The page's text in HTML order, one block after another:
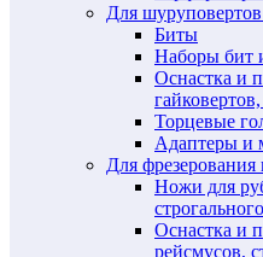
Для шуруповертов
Биты
Наборы бит
Оснастка и
Торцевые
Адаптеры и
Для фрезерования
Ножи для
Оснастка и
рейсмусов,